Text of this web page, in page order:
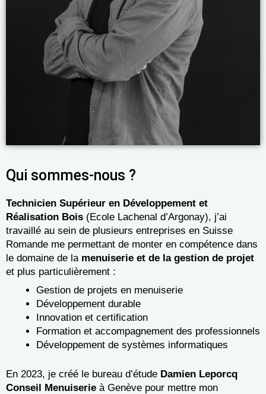
Qui sommes-nous ?
Technicien Supérieur en Développement et
Réalisation Bois (Ecole Lachenal d’Argonay), j’ai
travaillé au sein de plusieurs entreprises en Suisse
Romande me permettant de monter en compétence dans
le domaine de la menuiserie et de la gestion de projet
et plus particulièrement :
Gestion de projets en menuiserie
Développement durable
Innovation et certification
Formation et accompagnement des professionnels
Développement de systèmes informatiques
En 2023, je créé le bureau d’étude Damien Leporcq
Conseil Menuiserie à Genève pour mettre mon